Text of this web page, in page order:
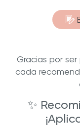
Gracias por
cada
✨